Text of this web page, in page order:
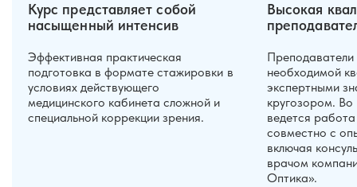
Курс представляет собой
насыщенный интенсив
Эффективная практическая
подготовка в формате стажировки в
условиях действующего
медицинского кабинета сложной и
специальной коррекции зрения.
Высокая
необходимой
экспертными
кругозором.
ведется
совместно с
включая
врачом
Оптика».